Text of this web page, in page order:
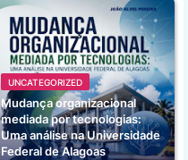
UNCATEGORIZED
Mudança organizacional
mediada por tecnologias:
Uma análise na Universidade
Federal de Alagoas